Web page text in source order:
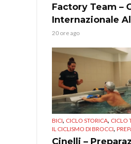
Factory Team –
Internazionale
20 ore ago
BICI, CICLO STORICA, CICLO
IL CICLISMO DI BROCCI,
Cinelli –